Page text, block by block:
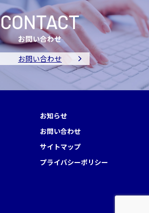
CONTACT
お問い合わせ
お問い合わせ
お知らせ
お問い合わせ
サイトマップ
プライバシーポリシー